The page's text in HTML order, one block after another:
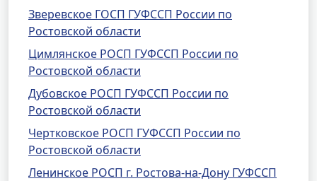
Зверевское ГОСП ГУФССП России по
Ростовской области
Цимлянское РОСП ГУФССП России по
Ростовской области
Дубовское РОСП ГУФССП России по
Ростовской области
Чертковское РОСП ГУФССП России по
Ростовской области
Ленинское РОСП г. Ростова-на-Дону ГУФССП